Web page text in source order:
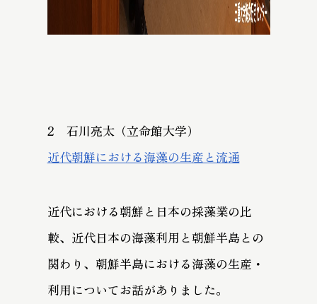
2 石川亮太（立命館大学）
近代朝鮮における海藻の生産と流通
近代における朝鮮と日本の採藻業の比
較、近代日本の海藻利用と朝鮮半島との
関わり、朝鮮半島における海藻の生産・
利用についてお話がありました。